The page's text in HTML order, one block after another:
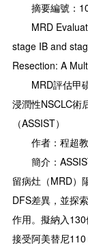
摘要編號：
MRD
stage IB and
Resection: A
MRD評估甲
浸潤性NSCLC術
（ASSIST）
作者：程超
簡介：
留病灶（MRD）
DFS差異，並探
作用。擬納入
接受阿美替尼